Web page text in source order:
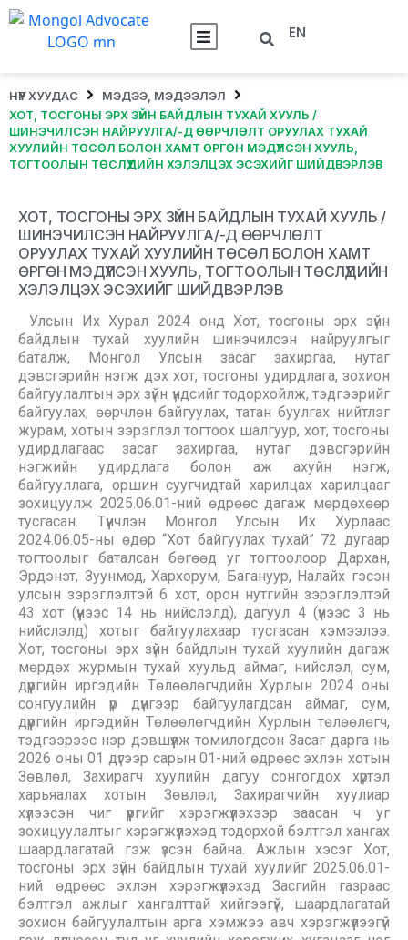
EN
НҮҮР ХУУДАС
МЭДЭЭ, МЭДЭЭЛЭЛ
ХОТ, ТОСГОНЫ ЭРХ ЗҮЙН БАЙДЛЫН ТУХАЙ ХУУЛЬ /
ШИНЭЧИЛСЭН НАЙРУУЛГА/-Д ӨӨРЧЛӨЛТ ОРУУЛАХ ТУХАЙ
ХУУЛИЙН ТӨСӨЛ БОЛОН ХАМТ ӨРГӨН МЭДҮҮЛСЭН ХУУЛЬ,
ТОГТООЛЫН ТӨСЛҮҮДИЙН ХЭЛЭЛЦЭХ ЭСЭХИЙГ ШИЙДВЭРЛЭВ
ХОТ, ТОСГОНЫ ЭРХ ЗҮЙН БАЙДЛЫН ТУХАЙ ХУУЛЬ /
ШИНЭЧИЛСЭН НАЙРУУЛГА/-Д ӨӨРЧЛӨЛТ
ОРУУЛАХ ТУХАЙ ХУУЛИЙН ТӨСӨЛ БОЛОН ХАМТ
ӨРГӨН МЭДҮҮЛСЭН ХУУЛЬ, ТОГТООЛЫН ТӨСЛҮҮДИЙН
ХЭЛЭЛЦЭХ ЭСЭХИЙГ ШИЙДВЭРЛЭВ
Улсын Их Хурал 2024 онд Хот, тосгоны эрх зүйн
байдлын тухай хуулийн шинэчилсэн найруулгыг
баталж, Монгол Улсын засаг захиргаа, нутаг
дэвсгэрийн нэгж дэх хот, тосгоны удирдлага, зохион
байгуулалтын эрх зүйн үндсийг тодорхойлж, тэдгээрийг
байгуулах, өөрчлөн байгуулах, татан буулгах нийтлэг
журам, хотын зэрэглэл тогтоох шалгуур, хот, тосгоны
удирдлагаас засаг захиргаа, нутаг дэвсгэрийн
нэгжийн удирдлага болон аж ахуйн нэгж,
байгууллага, оршин суугчидтай харилцах харилцааг
зохицуулж 2025.06.01-ний өдрөөс дагаж мөрдөхөөр
тусгасан. Түүнчлэн Монгол Улсын Их Хурлаас
2024.06.05-ны өдөр “Хот байгуулах тухай” 72 дугаар
тогтоолыг баталсан бөгөөд уг тогтоолоор Дархан,
Эрдэнэт, Зуунмод, Хархорум, Багануур, Налайх гэсэн
улсын зэрэглэлтэй 6 хот, орон нутгийн зэрэглэлтэй
43 хот (үүнээс 14 нь нийслэлд), дагуул 4 (үүнээс 3 нь
нийслэлд) хотыг байгуулахаар тусгасан хэмээлээ.
Хот, тосгоны эрх зүйн байдлын тухай хуулийн дагаж
мөрдөх журмын тухай хуульд аймаг, нийслэл, сум,
дүүргийн иргэдийн Төлөөлөгчдийн Хурлын 2024 оны
сонгуулийн үр дүнгээр байгуулагдсан аймаг, сум,
дүүргийн иргэдийн Төлөөлөгчдийн Хурлын төлөөлөгч,
тэдгээрээс нэр дэвшүүлж томилогдсон Засаг дарга нь
2026 оны 01 дүгээр сарын 01-ний өдрөөс эхлэн хотын
Зөвлөл, Захирагч хуулийн дагуу сонгогдох хүртэл
харьяалах хотын Зөвлөл, Захирагчийн хуулиар
хүлээсэн чиг үүргийг хэрэгжүүлэхээр заасан ч уг
зохицуулалтыг хэрэгжүүлэхэд тодорхой бэлтгэл хангах
шаардлагатай гэж үзсэн байна. Ажлын хэсэг Хот,
тосгоны эрх зүйн байдлын тухай хуулийг 2025.06.01-
ний өдрөөс эхлэн хэрэгжүүлэхэд Засгийн газраас
бэлтгэл ажлыг хангалттай хийгээгүй, шаардлагатай
зохион байгуулалтын арга хэмжээ авч хэрэгжүүлээгүй